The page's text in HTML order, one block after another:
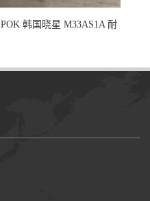
POK 韩国晓星 M33AS1A 耐